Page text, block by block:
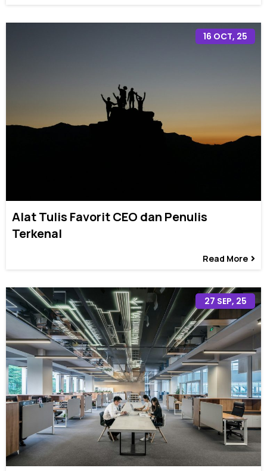
Alat Tulis Favorit CEO dan Penulis
Terkenal
16 OCT, 25
Read More
27 SEP, 25